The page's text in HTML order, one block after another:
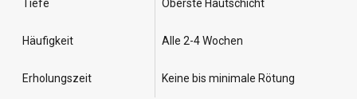
Tiefe Oberste Hautschicht
Häufigkeit Alle 2-4 Wochen
Erholungszeit Keine bis minimale Rötung